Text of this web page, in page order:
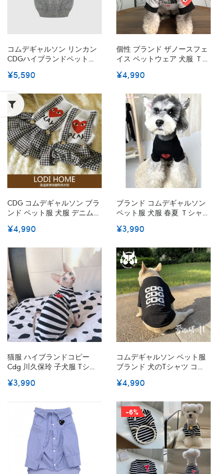
コムデギャルソン リンカン
CDGハイブランドペット服
ット ニット 秋冬 礼服 ジャ
ー スーツ冬 秋冬服 洋服 猫
の服 萌え 犬の服 可愛い 面
白い 暖かい ドッグウエア
XS-XXL
¥5,590
個性 ブランド ザノースフェ
イス ペットウェア 犬服 Ｔシ
CDG ペット服 猫服 パーカー
ション 変身服 洋服 カッコイ
イ ロゴ付き 高級感
¥4,990
CDG コムデギャルソン ブラ
ンド ペット服 犬服 デニム
夏秋 お姫様 ドレス 中小型犬
プリンセススカート ペット
服 犬洋服 猫服 ワンちゃん
¥4,990
ブランド コムデギャルソン
ペット服 犬服 春夏 Ｔシャツ
の柄 LV ペット服 猫の服 シ
グウェア 犬猫用 通気性 お散
歩お出かけ服 S~2XL
¥3,990
猫服 ハイブランドコピー
Cdg 川久保玲 子犬服 Tシャ
激安 ペット洋服 Tシャツ ス
国 T-シャツ 両足 犬tシャツ
ボーダー柄 春夏ウェア XS -
¥3,990
コムデギャルソン ペット服
ブランド 犬のTシャツ コス
ットシャツ 通気性抜群ベス
秋クールな服装 黒白 シンプ
ル 潮流 S - 2XL
¥4,990
-6%